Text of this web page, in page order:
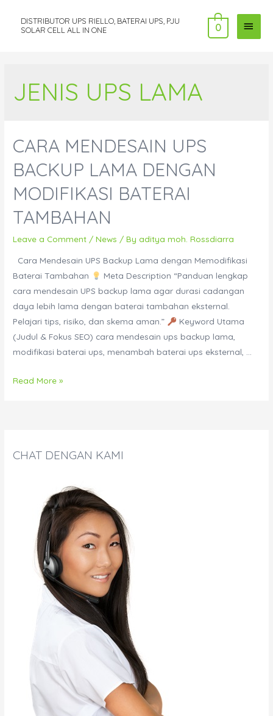
DISTRIBUTOR UPS RIELLO, BATERAI UPS, PJU
SOLAR CELL ALL IN ONE
MAIN
0
JENIS UPS LAMA
CARA MENDESAIN UPS
BACKUP LAMA DENGAN
MODIFIKASI BATERAI
TAMBAHAN
Leave a Comment /News / Byaditya moh. Rossdiarra
Cara Mendesain UPS Backup Lama dengan Memodifikasi
Baterai Tambahan
Meta Description “Panduan lengkap
cara mendesain UPS backup lama agar durasi cadangan
daya lebih lama dengan baterai tambahan eksternal.
Pelajari tips, risiko, dan skema aman.”
Keyword Utama
(Judul & Fokus SEO) cara mendesain ups backup lama,
modifikasi baterai ups, menambah baterai ups eksternal, …
Cara
dengan
Tambahan
Read More »
CHAT DENGAN KAMI